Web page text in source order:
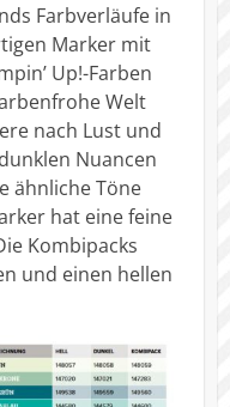
Farbverläufe in
Marker mit
Up!-Farben
Welt
nach Lust und
Nuancen
ähnliche Töne
hat eine feine
Kombipacks
und einen hellen